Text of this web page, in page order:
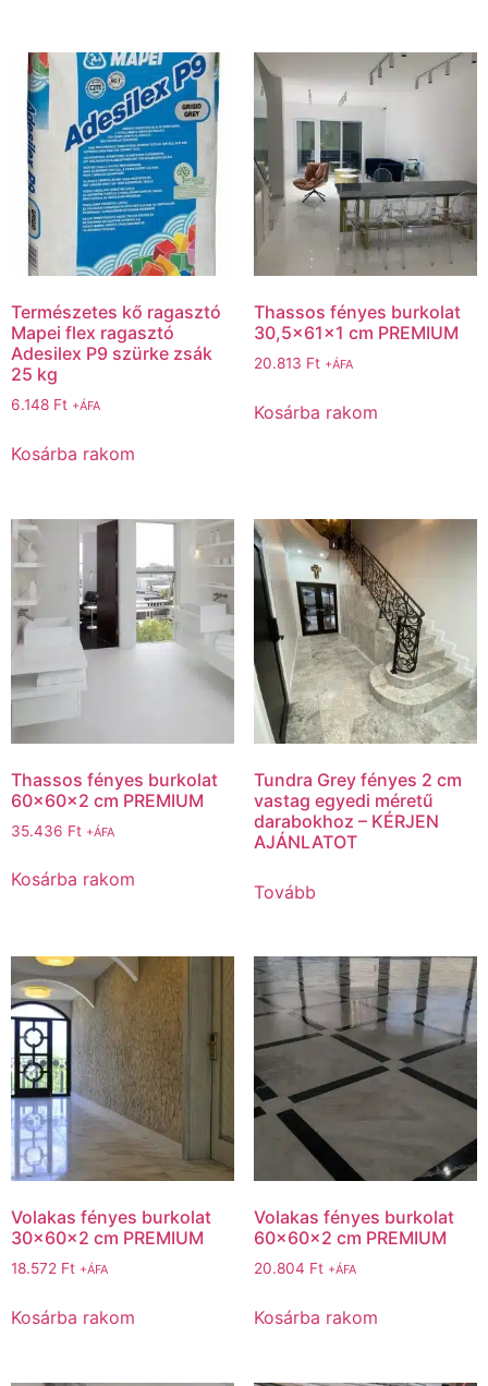
Természetes kő ragasztó
Mapei flex ragasztó
Adesilex P9 szürke zsák
25 kg
6.148 Ft +ÁFA
Kosárba rakom
Thassos fényes burkolat
30,5x61x1 cm PREMIUM
20.813 Ft +ÁFA
Kosárba rakom
Thassos fényes burkolat
60x60x2 cm PREMIUM
35.436 Ft +ÁFA
Kosárba rakom
Tundra Grey fényes 2 cm
vastag egyedi méretű
darabokhoz – KÉRJEN
AJÁNLATOT
Tovább
Volakas fényes burkolat
30x60x2 cm PREMIUM
18.572 Ft +ÁFA
Kosárba rakom
Volakas fényes burkolat
60x60x2 cm PREMIUM
20.804 Ft +ÁFA
Kosárba rakom